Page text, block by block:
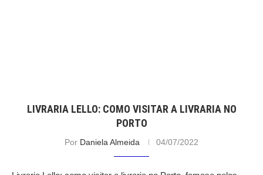
LIVRARIA LELLO: COMO VISITAR A LIVRARIA NO
PORTO
Por Daniela Almeida 04/07/2022